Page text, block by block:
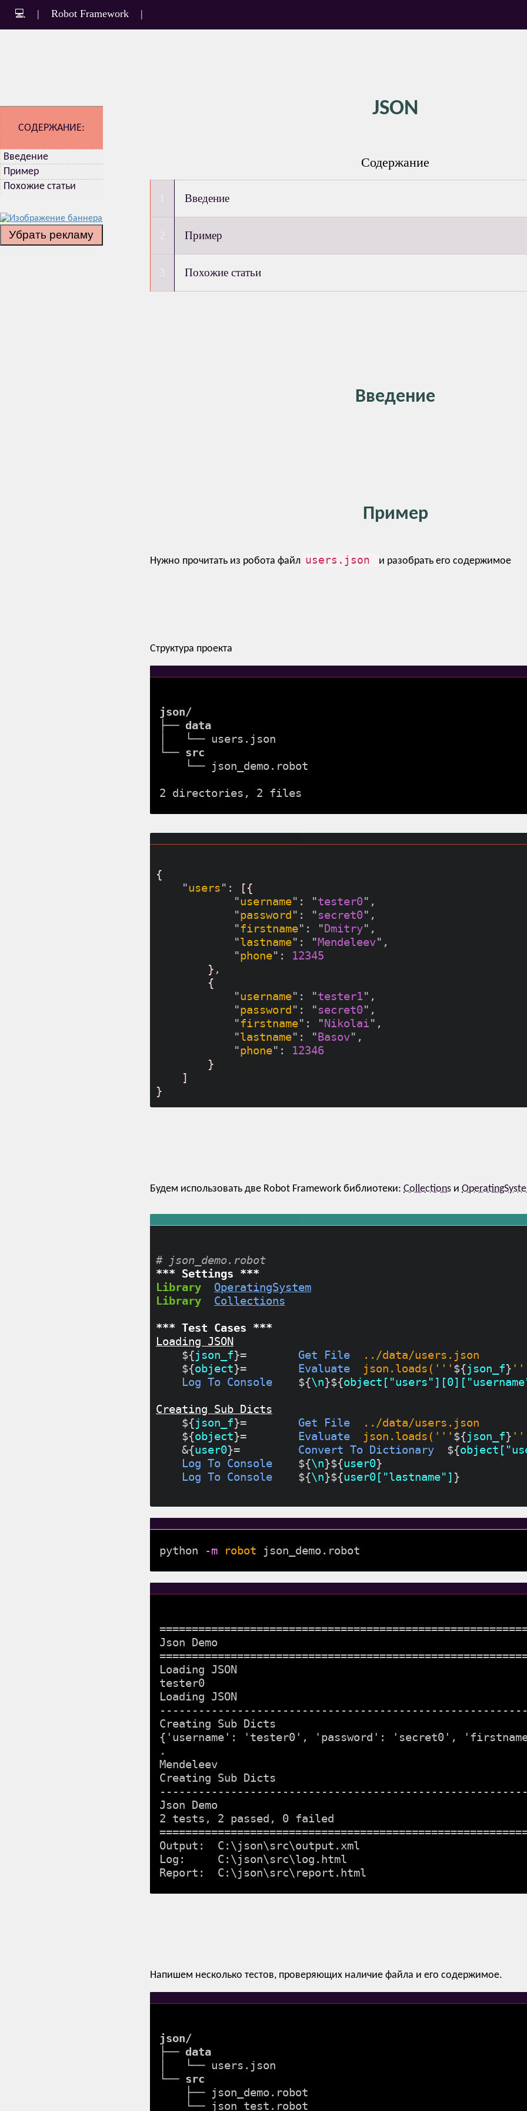
💻 | Robot Framework |
СОДЕРЖАНИЕ:
Введение
Пример
Похожие статьи
Убрать рекламу
JSON
Содержание
Введение
Пример
Похожие статьи
Введение
Пример
Нужно прочитать из робота файл users.json и разобрать его содержимое
Структура проекта
json/
├── data
│   └── users.json
└── src
{
    "
users":
[{
            "
username": "tester0",
            "
password": "secret0",
            "
firstname": "Dmitry",
            "
lastname": "Mendeleev",
            "
phone": 12345
} ,
{
            "
username": "tester1",
            "
password": "secret0",
            "
firstname": "Nikolai",
            "
lastname": "Basov",
            "
phone": 12346
}
]
}
Будем использовать две Robot Framework библиотеки:Collections и
# json_demo.robot
*** Settings ***
Library
OperatingSystem
Library
Collections
*** Test Cases ***
Loading JSON
    ${
json_f}= Get File
../data/users.json
    ${
object}= Evaluate json.loads(''' ${json_f}
Log To Console
    ${
\n}${
Creating Sub Dicts
    ${
json_f}= Get File
../data/users.json
    ${
object}= Evaluate json.loads(''' ${json_f}
    &{
user0}= Convert To Dictionary
  ${
Log To Console
    ${
\n}${user0}
Log To Console
    ${
\n}${user0["lastname"] }
python -m robot json_demo.robot
Json
Loading JSON
tester0
Loading JSON
Creating Sub Dicts
{'username': 'tester0', 'password': 'secret0',
.
Mendeleev
Creating Sub Dicts
Json Demo
2 tests, 2 passed, 0 failed
Output:  C:\json\src\output.xml
Log:     C:\json\src\log.html
Напишем несколько тестов, проверяющих наличие файла и его содержимое.
json/
├── data
│   └── users.json
└── src